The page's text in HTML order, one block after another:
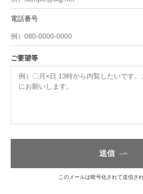
電話番号
ご要望等
送信
このメールは暗号化されて送信され